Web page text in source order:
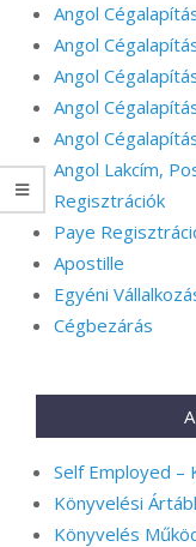
Angol
Angol
Angol
Angol
Angol
Angol Lakcím,
Regisztrációk
Paye
Apostille
Egyéni
Cégbezárás
Self Employed –
Könyvelési
Könyvelés